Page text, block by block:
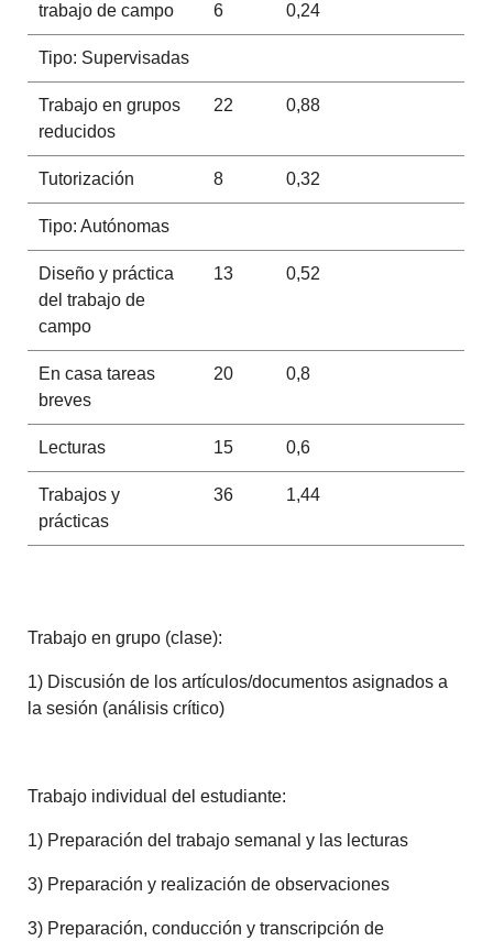
trabajo de campo 6 0,24
Tipo: Supervisadas
Trabajo en grupos
reducidos
22 0,88
Tutorización 8 0,32
Tipo: Autónomas
Diseño y práctica
del trabajo de
campo
13 0,52
En casa tareas
breves
20 0,8
Lecturas 15 0,6
Trabajos y
prácticas
36 1,44
Trabajo en grupo (clase):
1) Discusión de los artículos/documentos asignados a
la sesión (análisis crítico)
Trabajo individual del estudiante:
1) Preparación del trabajo semanal y las lecturas
3) Preparación y realización de observaciones
3) Preparación, conducción y transcripción de